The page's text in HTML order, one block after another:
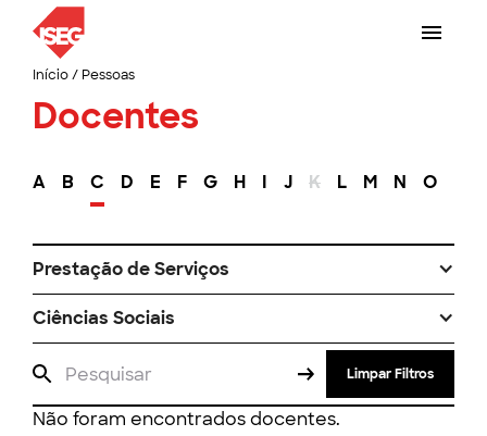
Início/ Pessoas
Docentes
A B C D E F G H I J K L M N O
Prestação de Serviços
Ciências Sociais
Limpar Filtros
Não foram encontrados docentes.